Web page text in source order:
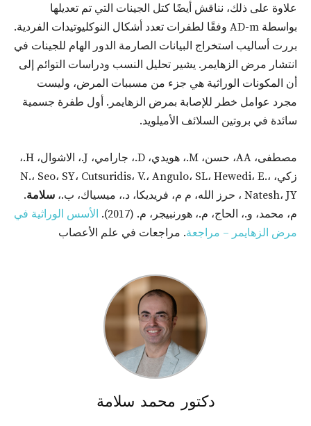
علاوة على ذلك، نناقش أيضًا كتل الجينات التي تم تعديلها
بواسطة AD-m وفقًا لطفرات تعدد أشكال النوكليوتيدات الفردية.
بررت أساليب استخراج البيانات الصارمة الدور الهام للجينات في
انتشار مرض الزهايمر. يشير تحليل النسب ودراسات التوائم إلى
أن المكونات الوراثية هي جزء من مسببات المرض، وليست
مجرد عوامل خطر للإصابة بمرض الزهايمر. أول طفرة جسمية
سائدة في بروتين السلائف الأميلويد.
مصطفى، AA، حسن، M.، هويدي، D.، جارامي، J.، الاشوال، H.،
زكي، N.، Seo، SY، Cutsuridis، V.، Angulo، SL، Hewedi، E.،
Natesh، JY ، حرز الله، م م، فريديكا، د.، ميسياك، ب.،
سلامة.
م، محمد، و.، الحاج، م.، هورنبيجر، م. (2017).
الأسس الوراثية في
مرض الزهايمر – مراجعة. مراجعات في علم الأعصاب
دكتور محمد سلامة